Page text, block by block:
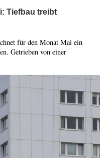
Tiefbau treibt
für den Monat Mai ein
Getrieben von einer